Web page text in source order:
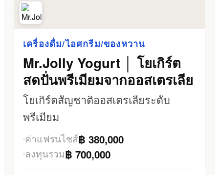
เครื่องดื่ม/ไอศกรีม/ของหวาน
Mr.Jolly Yogurt │ โยเกิร์ต
สดปั่นพรีเมียมจากออสเตรเลีย
โยเกิร์ตสัญชาติออสเตรเลียระดับ
พรีเมียม
ค่าแฟรนไชส์฿ 380,000
ลงทุนรวม฿ 700,000